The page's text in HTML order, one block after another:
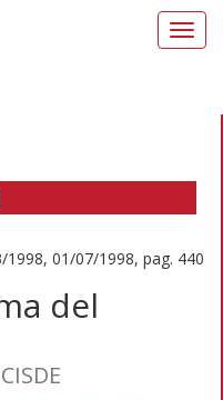
01/07/1998, pag. 440
del